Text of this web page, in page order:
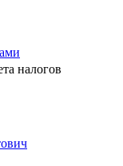
налогов